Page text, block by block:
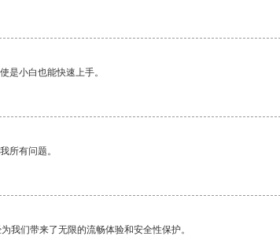
是小白也能快速上手。
所有问题。
我们带来了无限的流畅体验和安全性保护。